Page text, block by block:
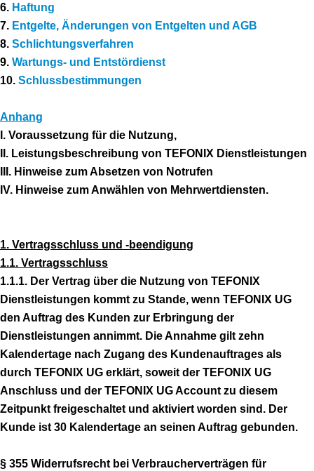
6. Haftung
7. Entgelte, Änderungen von Entgelten und AGB
8. Schlichtungsverfahren
9. Wartungs- und Entstördienst
10. Schlussbestimmungen
Anhang
I. Voraussetzung für die Nutzung,
II. Leistungsbeschreibung von TEFONIX Dienstleistungen
III. Hinweise zum Absetzen von Notrufen
IV. Hinweise zum Anwählen von Mehrwertdiensten.
1. Vertragsschluss und -beendigung
1.1. Vertragsschluss
1.1.1. Der Vertrag über die Nutzung von TEFONIX
Dienstleistungen kommt zu Stande, wenn TEFONIX UG
den Auftrag des Kunden zur Erbringung der
Dienstleistungen annimmt. Die Annahme gilt zehn
Kalendertage nach Zugang des Kundenauftrages als
durch TEFONIX UG erklärt, soweit der TEFONIX UG
Anschluss und der TEFONIX UG Account zu diesem
Zeitpunkt freigeschaltet und aktiviert worden sind. Der
Kunde ist 30 Kalendertage an seinen Auftrag gebunden.
§ 355 Widerrufsrecht bei Verbraucherverträgen für